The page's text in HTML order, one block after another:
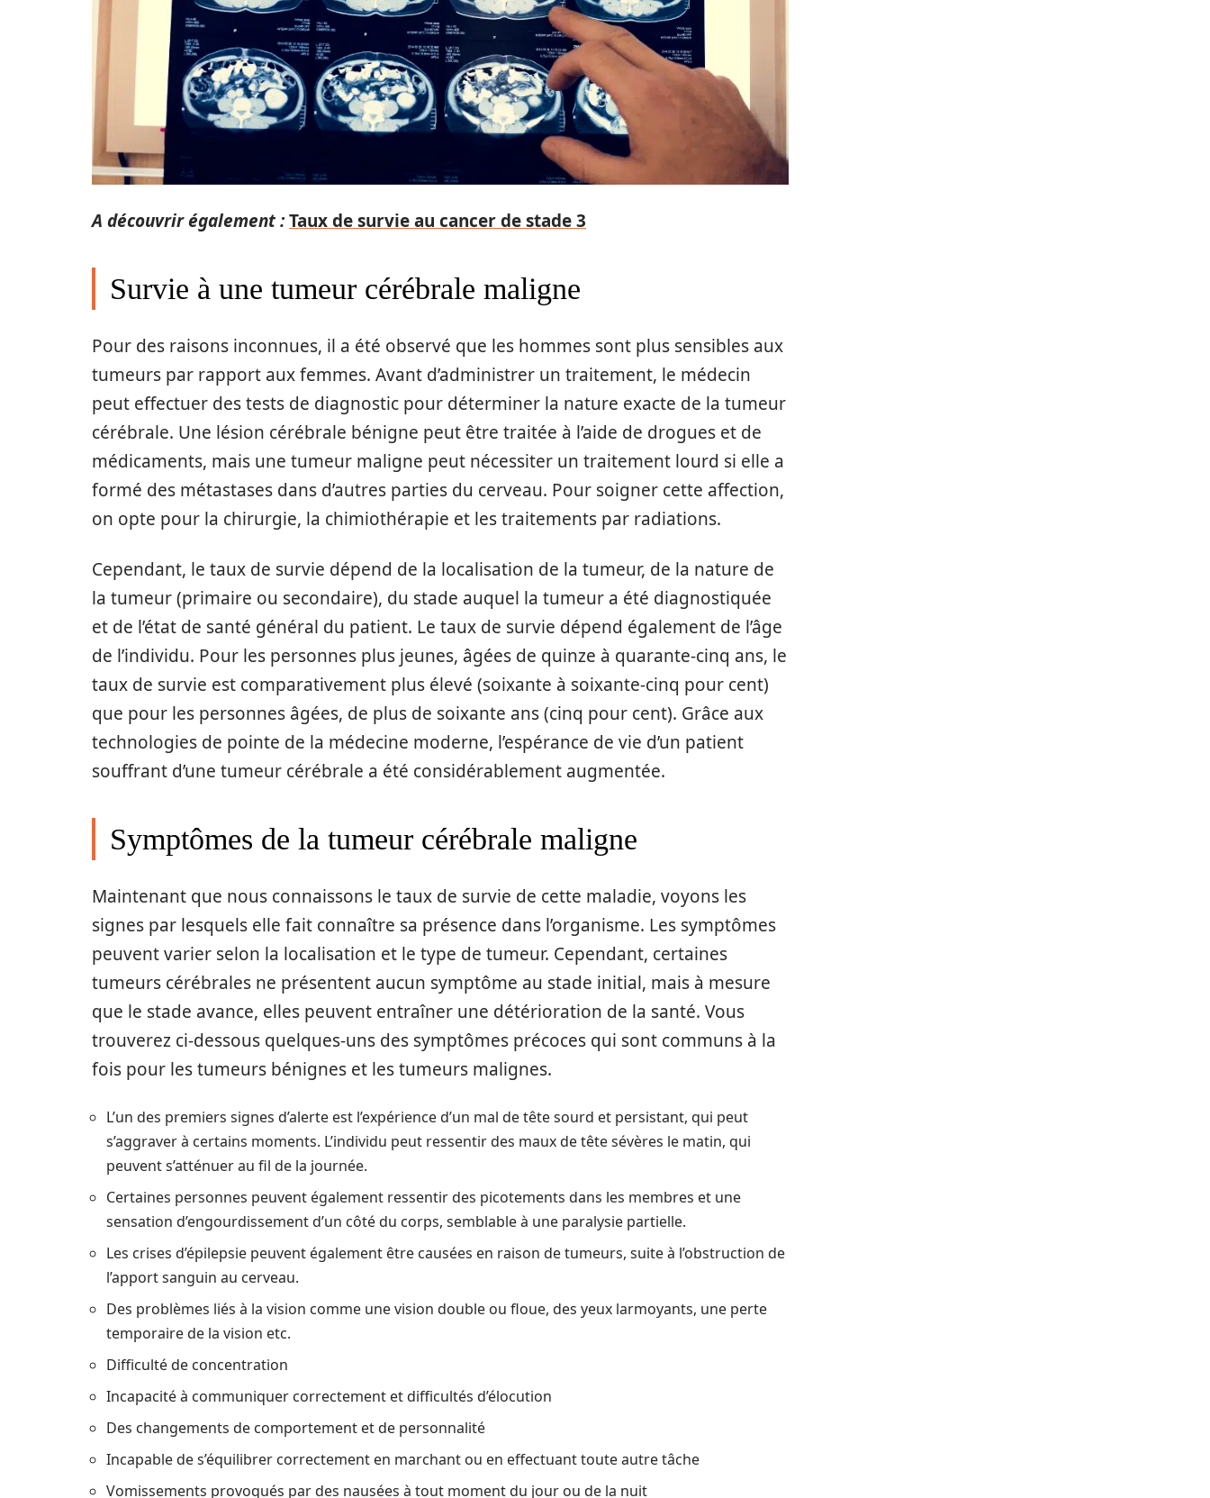
A découvrir également :Taux de survie au cancer de stade 3
Survie à une tumeur cérébrale maligne
Pour des raisons inconnues, il a été observé que les hommes sont plus sensibles aux
tumeurs par rapport aux femmes. Avant d’administrer un traitement, le médecin
peut effectuer des tests de diagnostic pour déterminer la nature exacte de la tumeur
cérébrale. Une lésion cérébrale bénigne peut être traitée à l’aide de drogues et de
médicaments, mais une tumeur maligne peut nécessiter un traitement lourd si elle a
formé des métastases dans d’autres parties du cerveau. Pour soigner cette affection,
on opte pour la chirurgie, la chimiothérapie et les traitements par radiations.
Cependant, le taux de survie dépend de la localisation de la tumeur, de la nature de
la tumeur (primaire ou secondaire), du stade auquel la tumeur a été diagnostiquée
et de l’état de santé général du patient. Le taux de survie dépend également de l’âge
de l’individu. Pour les personnes plus jeunes, âgées de quinze à quarante-cinq ans, le
taux de survie est comparativement plus élevé (soixante à soixante-cinq pour cent)
que pour les personnes âgées, de plus de soixante ans (cinq pour cent). Grâce aux
technologies de pointe de la médecine moderne, l’espérance de vie d’un patient
souffrant d’une tumeur cérébrale a été considérablement augmentée.
Symptômes de la tumeur cérébrale maligne
Maintenant que nous connaissons le taux de survie de cette maladie, voyons les
signes par lesquels elle fait connaître sa présence dans l’organisme. Les symptômes
peuvent varier selon la localisation et le type de tumeur. Cependant, certaines
tumeurs cérébrales ne présentent aucun symptôme au stade initial, mais à mesure
que le stade avance, elles peuvent entraîner une détérioration de la santé. Vous
trouverez ci-dessous quelques-uns des symptômes précoces qui sont communs à la
fois pour les tumeurs bénignes et les tumeurs malignes.
L’un des premiers signes d’alerte est l’expérience d’un mal de tête sourd et persistant, qui peut
s’aggraver à certains moments. L’individu peut ressentir des maux de tête sévères le matin, qui
peuvent s’atténuer au fil de la journée.
Certaines personnes peuvent également ressentir des picotements dans les membres et une
sensation d’engourdissement d’un côté du corps, semblable à une paralysie partielle.
Les crises d’épilepsie peuvent également être causées en raison de tumeurs, suite à l’obstruction de
l’apport sanguin au cerveau.
Des problèmes liés à la vision comme une vision double ou floue, des yeux larmoyants, une perte
temporaire de la vision etc.
Difficulté de concentration
Incapacité à communiquer correctement et difficultés d’élocution
Des changements de comportement et de personnalité
Incapable de s’équilibrer correctement en marchant ou en effectuant toute autre tâche
Vomissements provoqués par des nausées à tout moment du jour ou de la nuit